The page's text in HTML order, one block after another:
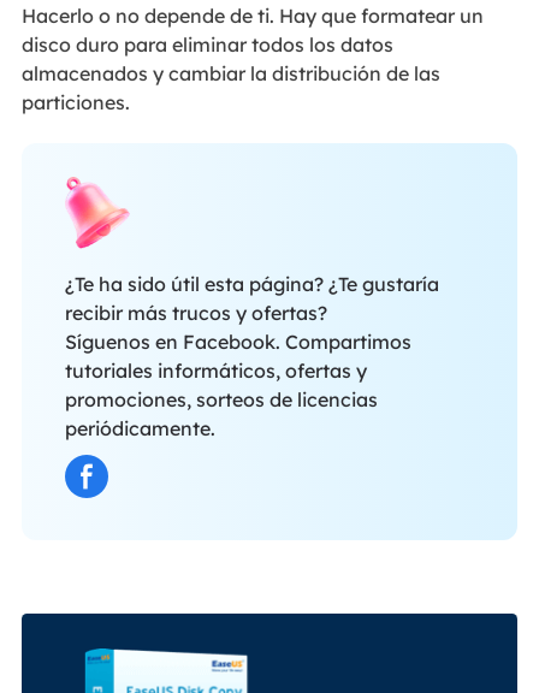
Hacerlo o no depende de ti. Hay que formatear un
disco duro para eliminar todos los datos
almacenados y cambiar la distribución de las
particiones.
¿Te ha sido útil esta página? ¿Te gustaría
recibir más trucos y ofertas?
Síguenos en Facebook. Compartimos
tutoriales informáticos, ofertas y
promociones, sorteos de licencias
periódicamente.